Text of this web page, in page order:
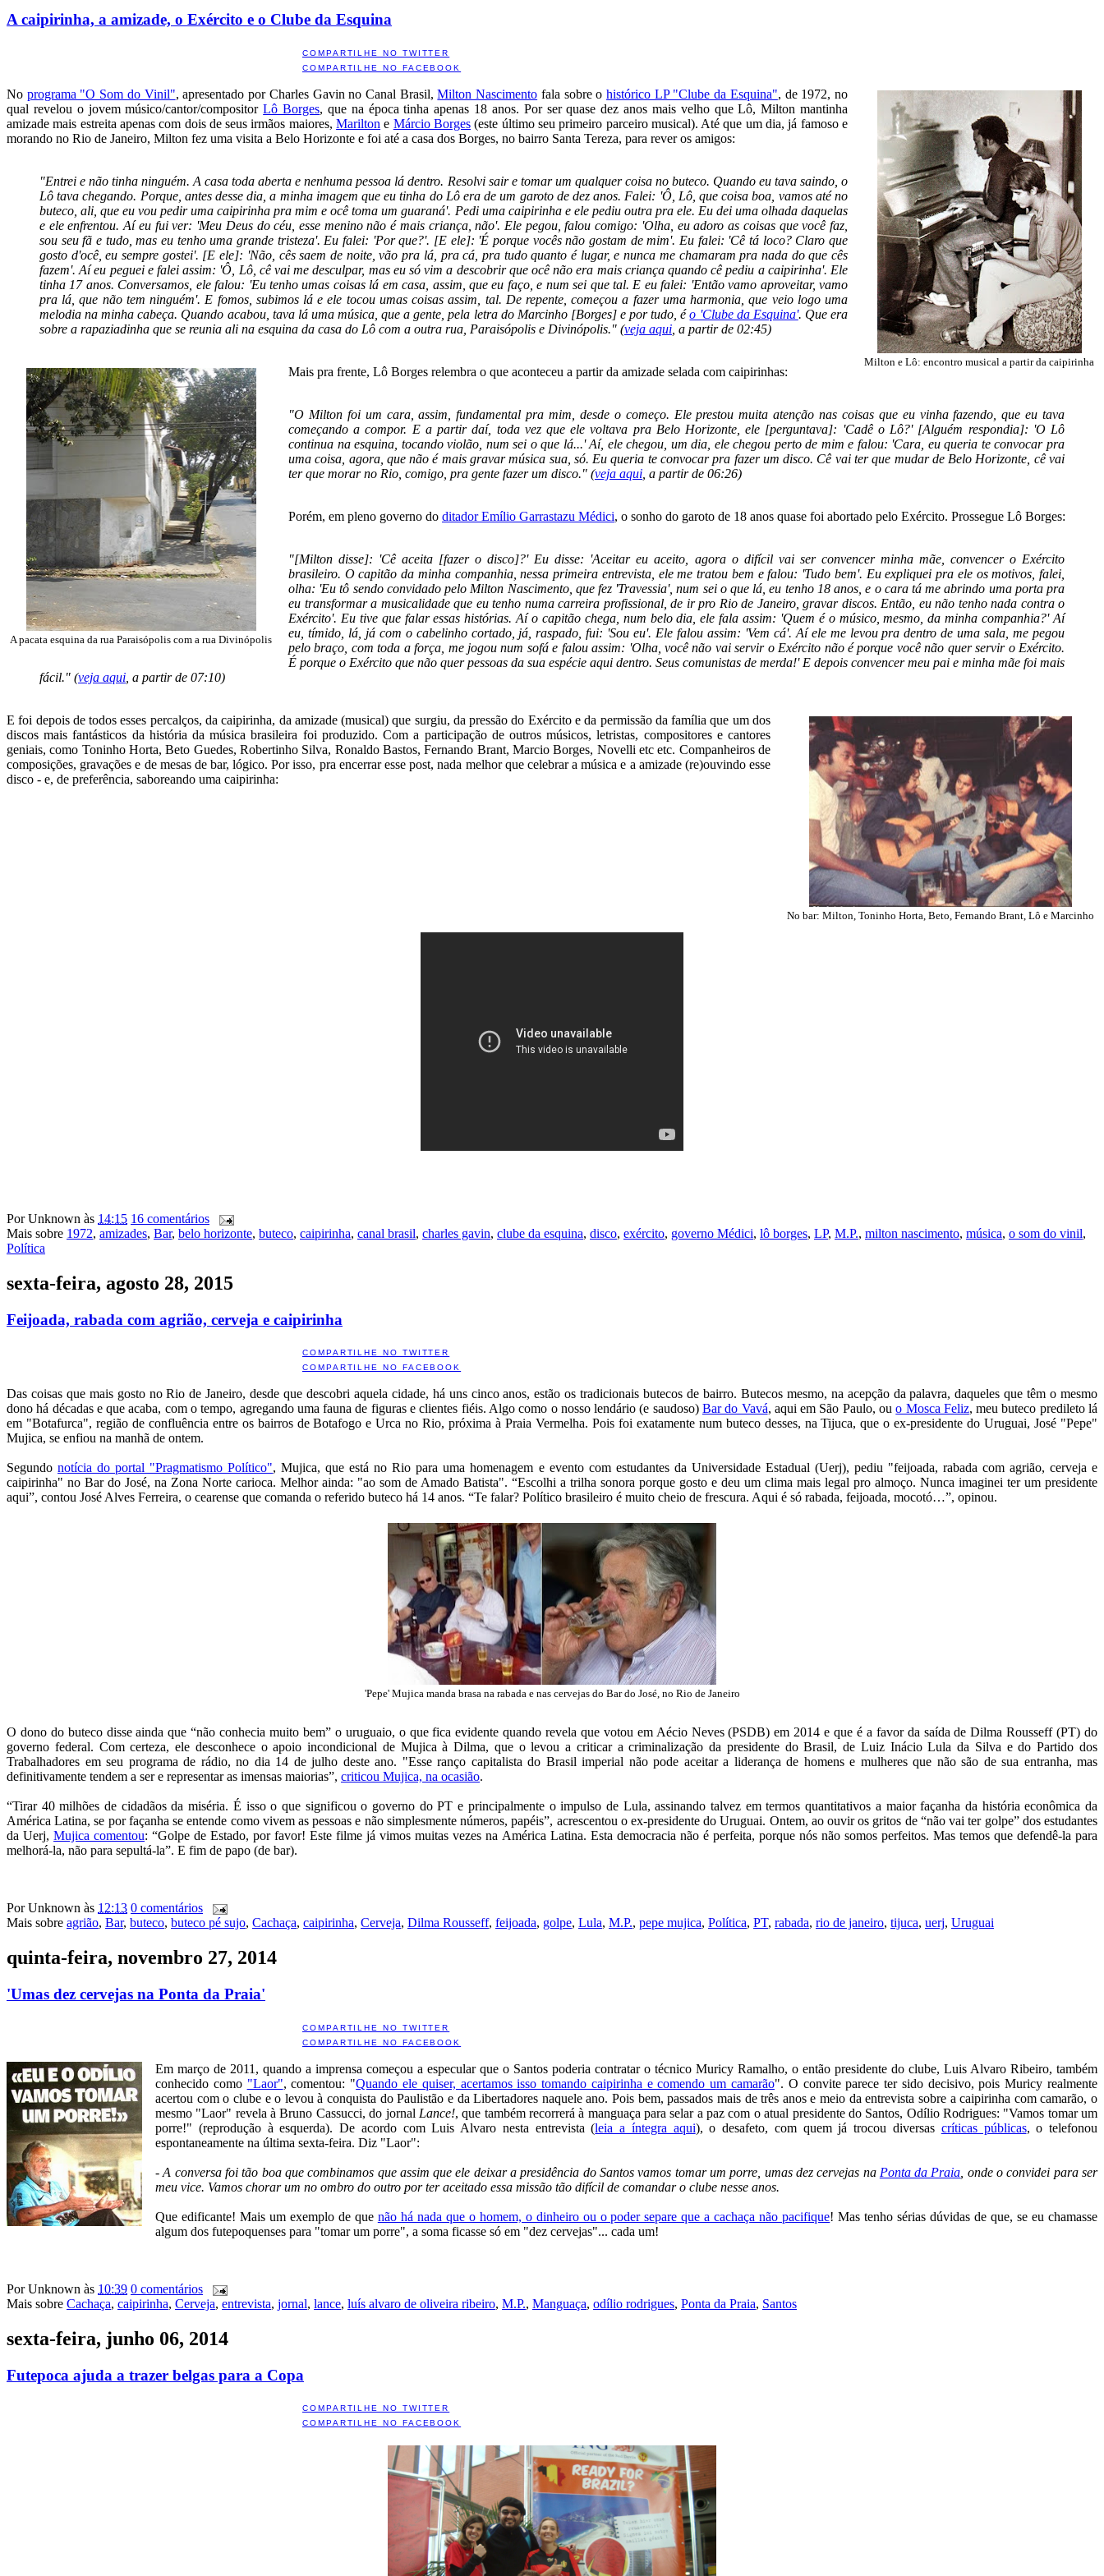
A caipirinha, a amizade, o Exército e o Clube da Esquina
COMPARTILHE NO TWITTER
COMPARTILHE NO FACEBOOK
Milton e Lô: encontro musical a partir da caipirinha
No programa "O Som do Vinil", apresentado por Charles Gavin no Canal Brasil,Milton Nascimento fala sobre ohistórico LP "Clube da Esquina", de 1972, no
qual revelou o jovem músico/cantor/compositorLô Borges, que na época tinha apenas 18 anos. Por ser quase dez anos mais velho que Lô, Milton mantinha
amizade mais estreita apenas com dois de seus irmãos maiores,Marilton e Márcio Borges (este último seu primeiro parceiro musical). Até que um dia, já famoso e
morando no Rio de Janeiro, Milton fez uma visita a Belo Horizonte e foi até a casa dos Borges, no bairro Santa Tereza, para rever os amigos:
"Entrei e não tinha ninguém. A casa toda aberta e nenhuma pessoa lá dentro. Resolvi sair e tomar um qualquer coisa no buteco. Quando eu tava saindo, o
Lô tava chegando. Porque, antes desse dia, a minha imagem que eu tinha do Lô era de um garoto de dez anos. Falei: 'Ô, Lô, que coisa boa, vamos até no
buteco, ali, que eu vou pedir uma caipirinha pra mim e ocê toma um guaraná'. Pedi uma caipirinha e ele pediu outra pra ele. Eu dei uma olhada daquelas
e ele enfrentou. Aí eu fui ver: 'Meu Deus do céu, esse menino não é mais criança, não'. Ele pegou, falou comigo: 'Olha, eu adoro as coisas que você faz,
sou seu fã e tudo, mas eu tenho uma grande tristeza'. Eu falei: 'Por que?'. [E ele]: 'É porque vocês não gostam de mim'. Eu falei: 'Cê tá loco? Claro que
gosto d'ocê, eu sempre gostei'. [E ele]: 'Não, cês saem de noite, vão pra lá, pra cá, pra tudo quanto é lugar, e nunca me chamaram pra nada do que cês
fazem'. Aí eu peguei e falei assim: 'Ô, Lô, cê vai me desculpar, mas eu só vim a descobrir que ocê não era mais criança quando cê pediu a caipirinha'. Ele
tinha 17 anos. Conversamos, ele falou: 'Eu tenho umas coisas lá em casa, assim, que eu faço, e num sei que tal. E eu falei: 'Então vamo aproveitar, vamo
pra lá, que não tem ninguém'. E fomos, subimos lá e ele tocou umas coisas assim, tal. De repente, começou a fazer uma harmonia, que veio logo uma
melodia na minha cabeça. Quando acabou, tava lá uma música, que a gente, pela letra do Marcinho [Borges] e por tudo, éo 'Clube da Esquina'. Que era
sobre a rapaziadinha que se reunia ali na esquina da casa do Lô com a outra rua, Paraisópolis e Divinópolis." (veja aqui , a partir de 02:45)
A pacata esquina da rua Paraisópolis com a rua Divinópolis
Mais pra frente, Lô Borges relembra o que aconteceu a partir da amizade selada com caipirinhas:
"O Milton foi um cara, assim, fundamental pra mim, desde o começo. Ele prestou muita atenção nas coisas que eu vinha fazendo, que eu tava
começando a compor. E a partir daí, toda vez que ele voltava pra Belo Horizonte, ele [perguntava]: 'Cadê o Lô?' [Alguém respondia]: 'O Lô
continua na esquina, tocando violão, num sei o que lá...' Aí, ele chegou, um dia, ele chegou perto de mim e falou: 'Cara, eu queria te convocar pra
uma coisa, agora, que não é mais gravar música sua, só. Eu queria te convocar pra fazer um disco. Cê vai ter que mudar de Belo Horizonte, cê vai
ter que morar no Rio, comigo, pra gente fazer um disco." (veja aqui , a partir de 06:26)
Porém, em pleno governo do ditador Emílio Garrastazu Médici, o sonho do garoto de 18 anos quase foi abortado pelo Exército. Prossegue Lô Borges:
"[Milton disse]: 'Cê aceita [fazer o disco]?' Eu disse: 'Aceitar eu aceito, agora o difícil vai ser convencer minha mãe, convencer o Exército
brasileiro. O capitão da minha companhia, nessa primeira entrevista, ele me tratou bem e falou: 'Tudo bem'. Eu expliquei pra ele os motivos, falei,
olha: 'Eu tô sendo convidado pelo Milton Nascimento, que fez 'Travessia', num sei o que lá, eu tenho 18 anos, e o cara tá me abrindo uma porta pra
eu transformar a musicalidade que eu tenho numa carreira profissional, de ir pro Rio de Janeiro, gravar discos. Então, eu não tenho nada contra o
Exército'. Eu tive que falar essas histórias. Aí o capitão chega, num belo dia, ele fala assim: 'Quem é o músico, mesmo, da minha companhia?' Aí
eu, tímido, lá, já com o cabelinho cortado, já, raspado, fui: 'Sou eu'. Ele falou assim: 'Vem cá'. Aí ele me levou pra dentro de uma sala, me pegou
pelo braço, com toda a força, me jogou num sofá e falou assim: 'Olha, você não vai servir o Exército não é porque você não quer servir o Exército.
É porque o Exército que não quer pessoas da sua espécie aqui dentro. Seus comunistas de merda!' E depois convencer meu pai e minha mãe foi mais
fácil." (veja aqui , a partir de 07:10)
No bar: Milton, Toninho Horta, Beto, Fernando Brant, Lô e Marcinho
E foi depois de todos esses percalços, da caipirinha, da amizade (musical) que surgiu, da pressão do Exército e da permissão da família que um dos
discos mais fantásticos da história da música brasileira foi produzido. Com a participação de outros músicos, letristas, compositores e cantores
geniais, como Toninho Horta, Beto Guedes, Robertinho Silva, Ronaldo Bastos, Fernando Brant, Marcio Borges, Novelli etc etc. Companheiros de
composições, gravações e de mesas de bar, lógico. Por isso, pra encerrar esse post, nada melhor que celebrar a música e a amizade (re)ouvindo esse
disco - e, de preferência, saboreando uma caipirinha:
PorUnknown às 14:15 16 comentários
Mais sobre 1972, amizades, Bar, belo horizonte, buteco, caipirinha, canal brasil, charles gavin, clube da esquina, disco, exército, governo Médici, lô borges, LP, M.P., milton nascimento, música, o som do vinil,
Política
sexta-feira, agosto 28, 2015
Feijoada, rabada com agrião, cerveja e caipirinha
COMPARTILHE NO TWITTER
COMPARTILHE NO FACEBOOK
Das coisas que mais gosto no Rio de Janeiro, desde que descobri aquela cidade, há uns cinco anos, estão os tradicionais butecos de bairro. Butecos mesmo, na acepção da palavra, daqueles que têm o mesmo
dono há décadas e que acaba, com o tempo, agregando uma fauna de figuras e clientes fiéis. Algo como o nosso lendário (e saudoso) Bar do Vavá, aqui em São Paulo, ouo Mosca Feliz, meu buteco predileto lá
em "Botafurca", região de confluência entre os bairros de Botafogo e Urca no Rio, próxima à Praia Vermelha. Pois foi exatamente num buteco desses, na Tijuca, que o ex-presidente do Uruguai, José "Pepe"
Mujica, se enfiou na manhã de ontem.
Segundonotícia do portal "Pragmatismo Político", Mujica, que está no Rio para uma homenagem e evento com estudantes da Universidade Estadual (Uerj), pediu "feijoada, rabada com agrião, cerveja e
caipirinha" no Bar do José, na Zona Norte carioca. Melhor ainda: "ao som de Amado Batista". “Escolhi a trilha sonora porque gosto e deu um clima mais legal pro almoço. Nunca imaginei ter um presidente
aqui”, contou José Alves Ferreira, o cearense que comanda o referido buteco há 14 anos. “Te falar? Político brasileiro é muito cheio de frescura. Aqui é só rabada, feijoada, mocotó…”, opinou.
'Pepe' Mujica manda brasa na rabada e nas cervejas do Bar do José, no Rio de Janeiro
O dono do buteco disse ainda que “não conhecia muito bem” o uruguaio, o que fica evidente quando revela que votou em Aécio Neves (PSDB) em 2014 e que é a favor da saída de Dilma Rousseff (PT) do
governo federal. Com certeza, ele desconhece o apoio incondicional de Mujica à Dilma, que o levou a criticar a criminalização da presidente do Brasil, de Luiz Inácio Lula da Silva e do Partido dos
Trabalhadores em seu programa de rádio, no dia 14 de julho deste ano. "Esse ranço capitalista do Brasil imperial não pode aceitar a liderança de homens e mulheres que não são de sua entranha, mas
definitivamente tendem a ser e representar as imensas maiorias”, criticou Mujica, na ocasião.
“Tirar 40 milhões de cidadãos da miséria. É isso o que significou o governo do PT e principalmente o impulso de Lula, assinando talvez em termos quantitativos a maior façanha da história econômica da
América Latina, se por façanha se entende como vivem as pessoas e não simplesmente números, papéis”, acrescentou o ex-presidente do Uruguai. Ontem, ao ouvir os gritos de “não vai ter golpe” dos estudantes
da Uerj,Mujica comentou: “Golpe de Estado, por favor! Este filme já vimos muitas vezes na América Latina. Esta democracia não é perfeita, porque nós não somos perfeitos. Mas temos que defendê-la para
melhorá-la, não para sepultá-la”. E fim de papo (de bar).
PorUnknown às 12:13 0 comentários
Mais sobre agrião, Bar, buteco, buteco pé sujo, Cachaça, caipirinha, Cerveja, Dilma Rousseff, feijoada, golpe, Lula, M.P., pepe mujica, Política, PT, rabada, rio de janeiro, tijuca, uerj, Uruguai
quinta-feira, novembro 27, 2014
'Umas dez cervejas na Ponta da Praia'
COMPARTILHE NO TWITTER
COMPARTILHE NO FACEBOOK
Em março de 2011, quando a imprensa começou a especular que o Santos poderia contratar o técnico Muricy Ramalho, o então presidente do clube, Luis Alvaro Ribeiro, também
conhecido como "Laor", comentou: "Quando ele quiser, acertamos isso tomando caipirinha e comendo um camarão". O convite parece ter sido decisivo, pois Muricy realmente
acertou com o clube e o levou à conquista do Paulistão e da Libertadores naquele ano. Pois bem, passados mais de três anos e meio da entrevista sobre a caipirinha com camarão, o
mesmo "Laor" revela à Bruno Cassucci, do jornal Lance!, que também recorrerá à manguaça para selar a paz com o atual presidente do Santos, Odílio Rodrigues: "Vamos tomar um
porre!" (reprodução à esquerda). De acordo com Luis Alvaro nesta entrevista (leia a íntegra aqui), o desafeto, com quem já trocou diversas críticas públicas, o telefonou
espontaneamente na última sexta-feira. Diz "Laor":
- A conversa foi tão boa que combinamos que assim que ele deixar a presidência do Santos vamos tomar um porre, umas dez cervejas na Ponta da Praia , onde o convidei para ser
meu vice. Vamos chorar um no ombro do outro por ter aceitado essa missão tão difícil de comandar o clube nesse anos.
Que edificante! Mais um exemplo de que não há nada que o homem, o dinheiro ou o poder separe que a cachaça não pacifique! Mas tenho sérias dúvidas de que, se eu chamasse
algum dos futepoquenses para "tomar um porre", a soma ficasse só em "dez cervejas"... cada um!
PorUnknown às 10:39 0 comentários
Mais sobre Cachaça, caipirinha, Cerveja, entrevista, jornal, lance, luís alvaro de oliveira ribeiro, M.P., Manguaça, odílio rodrigues, Ponta da Praia, Santos
sexta-feira, junho 06, 2014
Futepoca ajuda a trazer belgas para a Copa
COMPARTILHE NO TWITTER
COMPARTILHE NO FACEBOOK